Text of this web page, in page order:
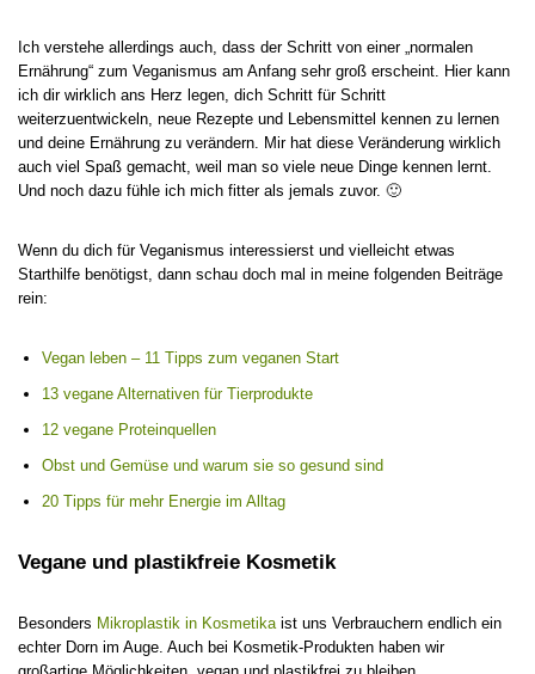
Ich verstehe allerdings auch, dass der Schritt von einer „normalen
Ernährung“ zum Veganismus am Anfang sehr groß erscheint. Hier kann
ich dir wirklich ans Herz legen, dich Schritt für Schritt
weiterzuentwickeln, neue Rezepte und Lebensmittel kennen zu lernen
und deine Ernährung zu verändern. Mir hat diese Veränderung wirklich
auch viel Spaß gemacht, weil man so viele neue Dinge kennen lernt.
Und noch dazu fühle ich mich fitter als jemals zuvor. 🙂
Wenn du dich für Veganismus interessierst und vielleicht etwas
Starthilfe benötigst, dann schau doch mal in meine folgenden Beiträge
rein:
Vegan leben – 11 Tipps zum veganen Start
13 vegane Alternativen für Tierprodukte
12 vegane Proteinquellen
Obst und Gemüse und warum sie so gesund sind
20 Tipps für mehr Energie im Alltag
Vegane und plastikfreie Kosmetik
Besonders Mikroplastik in Kosmetikaist uns Verbrauchern endlich ein
echter Dorn im Auge. Auch bei Kosmetik-Produkten haben wir